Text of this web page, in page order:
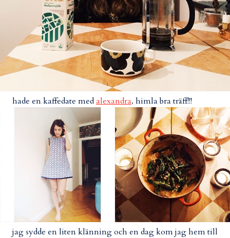
hade en kaffedate medalexandra. himla bra träff!!!
jag sydde en liten klänning och en dag kom jag hem till